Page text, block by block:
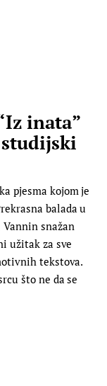
inata”
pjesma kojom je
balada u
Vannin snažan
užitak za sve
tekstova.
što ne da se